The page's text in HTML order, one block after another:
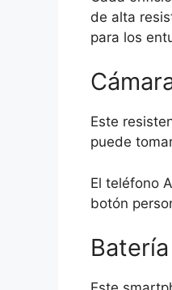
de alta
para los
Este
puede
El teléfono
botón
Batería